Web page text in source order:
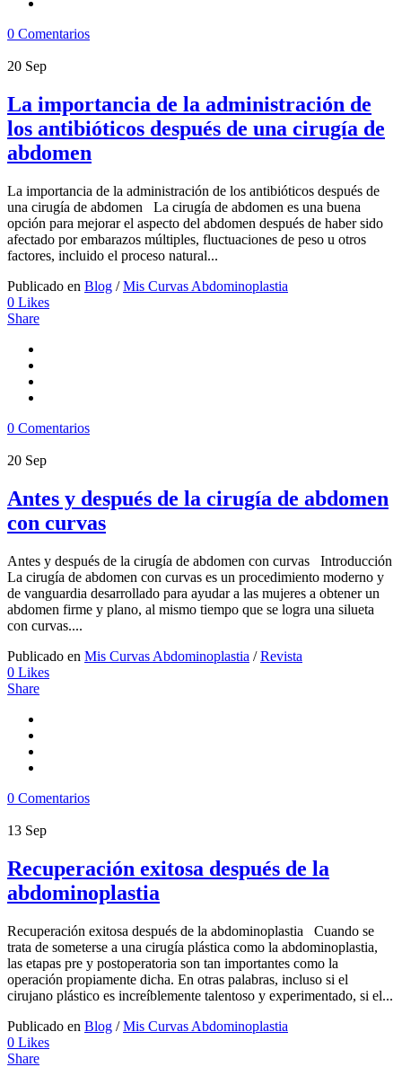
0 Comentarios
20 Sep
La importancia de la administración de
los antibióticos después de una cirugía de
abdomen
La importancia de la administración de los antibióticos después de
una cirugía de abdomen La cirugía de abdomen es una buena
opción para mejorar el aspecto del abdomen después de haber sido
afectado por embarazos múltiples, fluctuaciones de peso u otros
factores, incluido el proceso natural...
Publicado en Blog /Mis Curvas Abdominoplastia
0 Likes
Share
0 Comentarios
20 Sep
Antes y después de la cirugía de abdomen
con curvas
Antes y después de la cirugía de abdomen con curvas Introducción
La cirugía de abdomen con curvas es un procedimiento moderno y
de vanguardia desarrollado para ayudar a las mujeres a obtener un
abdomen firme y plano, al mismo tiempo que se logra una silueta
con curvas....
Publicado en Mis Curvas Abdominoplastia /Revista
0 Likes
Share
0 Comentarios
13 Sep
Recuperación exitosa después de la
abdominoplastia
Recuperación exitosa después de la abdominoplastia Cuando se
trata de someterse a una cirugía plástica como la abdominoplastia,
las etapas pre y postoperatoria son tan importantes como la
operación propiamente dicha. En otras palabras, incluso si el
cirujano plástico es increíblemente talentoso y experimentado, si el...
Publicado en Blog /Mis Curvas Abdominoplastia
0 Likes
Share